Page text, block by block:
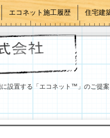
設置する「エコネット™」のご提
エコネット施工履歴 住宅建